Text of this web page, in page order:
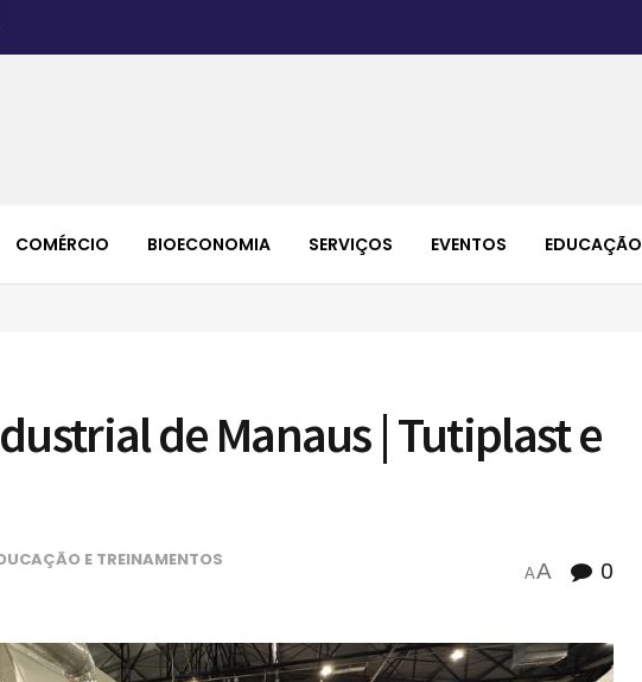
COMÉRCIO BIOECONOMIA SERVIÇOS EVENTOS EDUCAÇÃO
de Manaus | Tutiplast e
E TREINAMENTOS
AA 0